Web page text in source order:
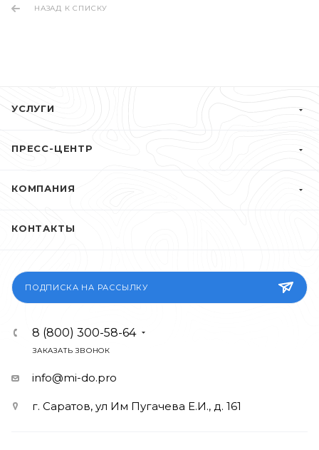
НАЗАД К СПИСКУ
УСЛУГИ
ПРЕСС-ЦЕНТР
КОМПАНИЯ
КОНТАКТЫ
ПОДПИСКА НА РАССЫЛКУ
8 (800) 300-58-64
ЗАКАЗАТЬ ЗВОНОК
info@mi-do.pro
г. Саратов, ул Им Пугачева Е.И., д. 161